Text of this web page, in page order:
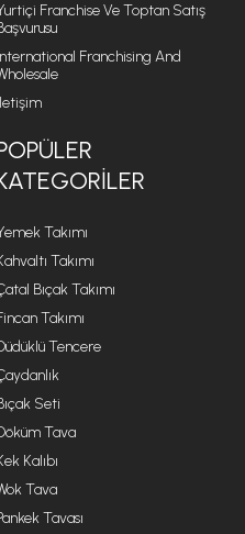
Franchise Ve Toptan Satış
Franchising And
Takımı
Takımı
Bıçak Takımı
Takımı
Tencere
Seti
Tava
Kalıbı
Tava
Tavası